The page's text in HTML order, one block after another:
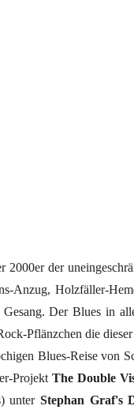
2000er der
Anzug, Holzfäller-
Der Blues in
Pflänzchen die
Blues-Reise von
Projekt The Double
unter Stephan Graf's